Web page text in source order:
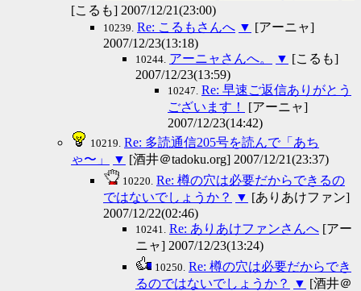
[こるも] 2007/12/21(23:00)
10239. Re: こるもさんへ ▼ [アーニャ]
2007/12/23(13:18)
10244. アーニャさんへ。 ▼ [こるも]
2007/12/23(13:59)
10247. Re: 早速ご返信ありがとう
ございます！
[アーニャ]
2007/12/23(14:42)
10219. Re: 多読通信205号を読んで「あち
ゃ〜」
▼ [酒井＠tadoku.org] 2007/12/21(23:37)
10220. Re: 樽の穴は必要だからできるの
ではないでしょうか？
▼ [ありあけファン]
2007/12/22(02:46)
10241. Re: ありあけファンさんへ [アー
ニャ] 2007/12/23(13:24)
10250. Re: 樽の穴は必要だからでき
るのではないでしょうか？
▼ [酒井＠